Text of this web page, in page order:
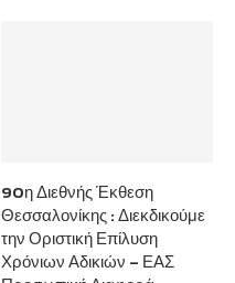
90η Διεθνής Έκθεση
Θεσσαλονίκης : Διεκδικούμε
την Οριστική Επίλυση
Χρόνιων Αδικιών – ΕΑΣ